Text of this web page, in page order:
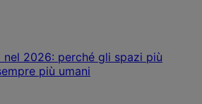
2026: perché gli spazi più
più umani